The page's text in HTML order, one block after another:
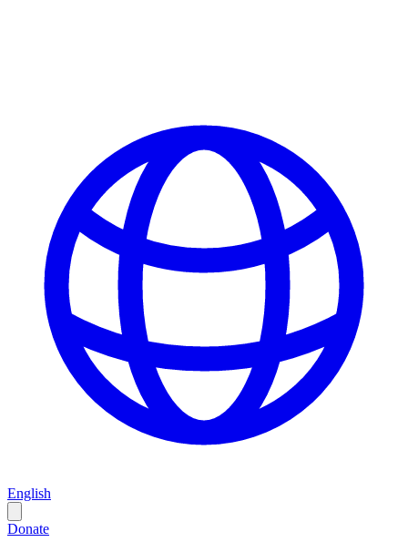
English
Donate